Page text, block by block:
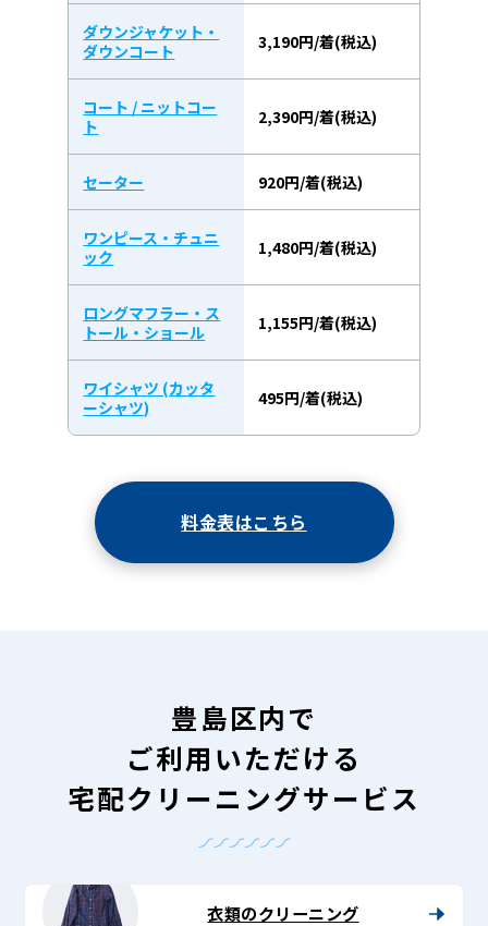
ダウンジャケット・
ダウンコート
3,190円/着(税込)
コート / ニットコー
ト
2,390円/着(税込)
セーター 920円/着(税込)
ワンピース・チュニ
ック
1,480円/着(税込)
ロングマフラー・ス
トール・ショール
1,155円/着(税込)
ワイシャツ (カッタ
ーシャツ)
495円/着(税込)
料金表はこちら
豊島区内で
ご利用いただける
宅配クリーニングサービス
衣類のクリーニング